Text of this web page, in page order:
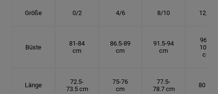
Größe 0/2 4/6 8/10 12/14
Büste
81-84
cm
86.5-89
cm
91.5-94
cm
96.5-
101.5
cm
Länge
72.5-
73.5 cm
75-76
cm
77.5-
78.7 cm
80 cm